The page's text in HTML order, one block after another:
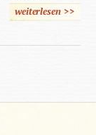
weiterlesen
über
>>